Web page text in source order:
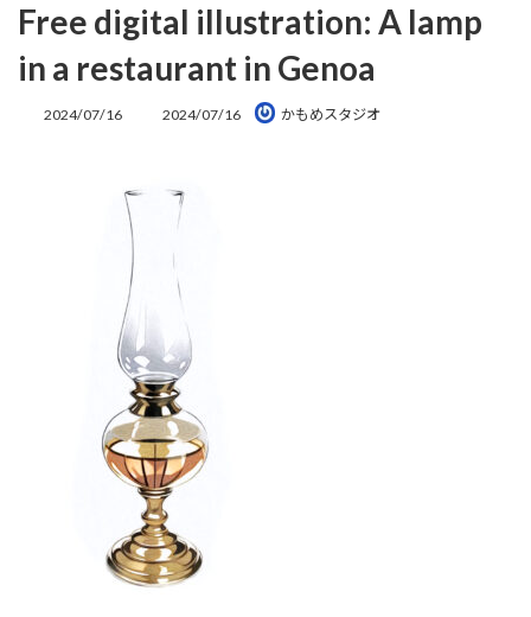
Free digital illustration: A lamp
in a restaurant in Genoa
2024/07/16
最
日
2024/07/16 かもめスタジオ